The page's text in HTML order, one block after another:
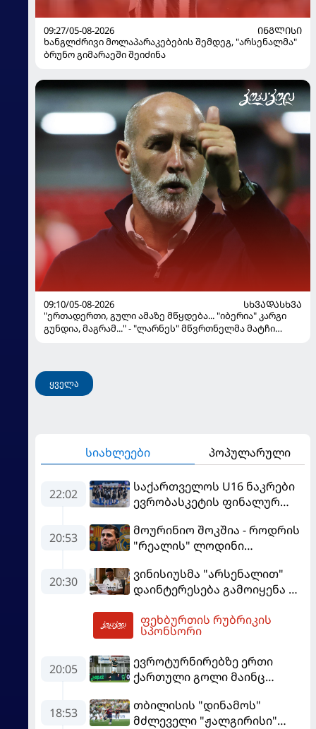
09:27/05-08-2026
ᲘᲜᲒᲚᲘᲡᲘ
ხანგლძრივი მოლაპარაკებების შემდეგ, "არსენალმა"
ბრუნო გიმარაეში შეიძინა
09:10/05-08-2026
ᲡᲮᲕᲐᲓᲐᲡᲮᲕᲐ
"ერთადერთი, გული ამაზე მწყდება... "იბერია" კარგი
გუნდია, მაგრამ..." - "ლარნეს" მწვრთნელმა მატჩი
ყველა
სიახლეები პოპულარული
22:02
საქართველოს U16 ნაკრები
ევრობასკეტის ფინალურ
ასპარეზობას იწყებს
20:53
მოურინიო შოკშია - როდრის
"რეალის" ლოდინი
"ბარსელონაში" გადადის
20:30
ვინისიუსმა "არსენალით"
დაინტერესება გამოიყენა და
მომგებიანად გააგრძელა
ფეხბურთის რუბრიკის
სპონსორი
20:05
ევროტურნირებზე ერთი
ქართული გოლი მაინც
18:53
თბილისის "დინამოს"
მძლეველი "ჟალგირისი"